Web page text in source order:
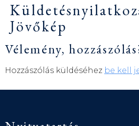
Jövőkép
Vélemény,
Hozzászólás küldéséhez be kell